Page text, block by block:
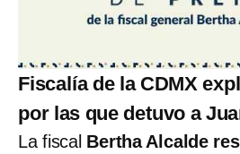
Fiscalía de la CDMX
por las que detuvo a
La fiscal Bertha Alcalde